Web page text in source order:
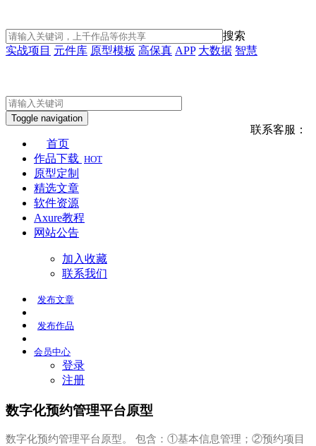
搜索
实战项目 元件库 原型模板 高保真 APP 大数据 智慧
联系客服：
Toggle navigation
首页
作品下载 HOT
原型定制
精选文章
软件资源
Axure教程
网站公告
加入收藏
联系我们
发布文章
发布作品
会员中心
登录
注册
数字化预约管理平台原型
数字化预约管理平台原型。 包含：①基本信息管理；②预约项目